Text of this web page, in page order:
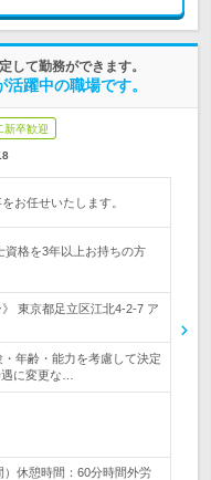
て勤務ができます。
躍中の職場です。
新卒歓迎
お任せいたします。
資格を3年以上お持ちの方
東京都足立区江北4-2-7 ア
年齢・能力を考慮して決定
に変更な…
休憩時間：60分時間外労